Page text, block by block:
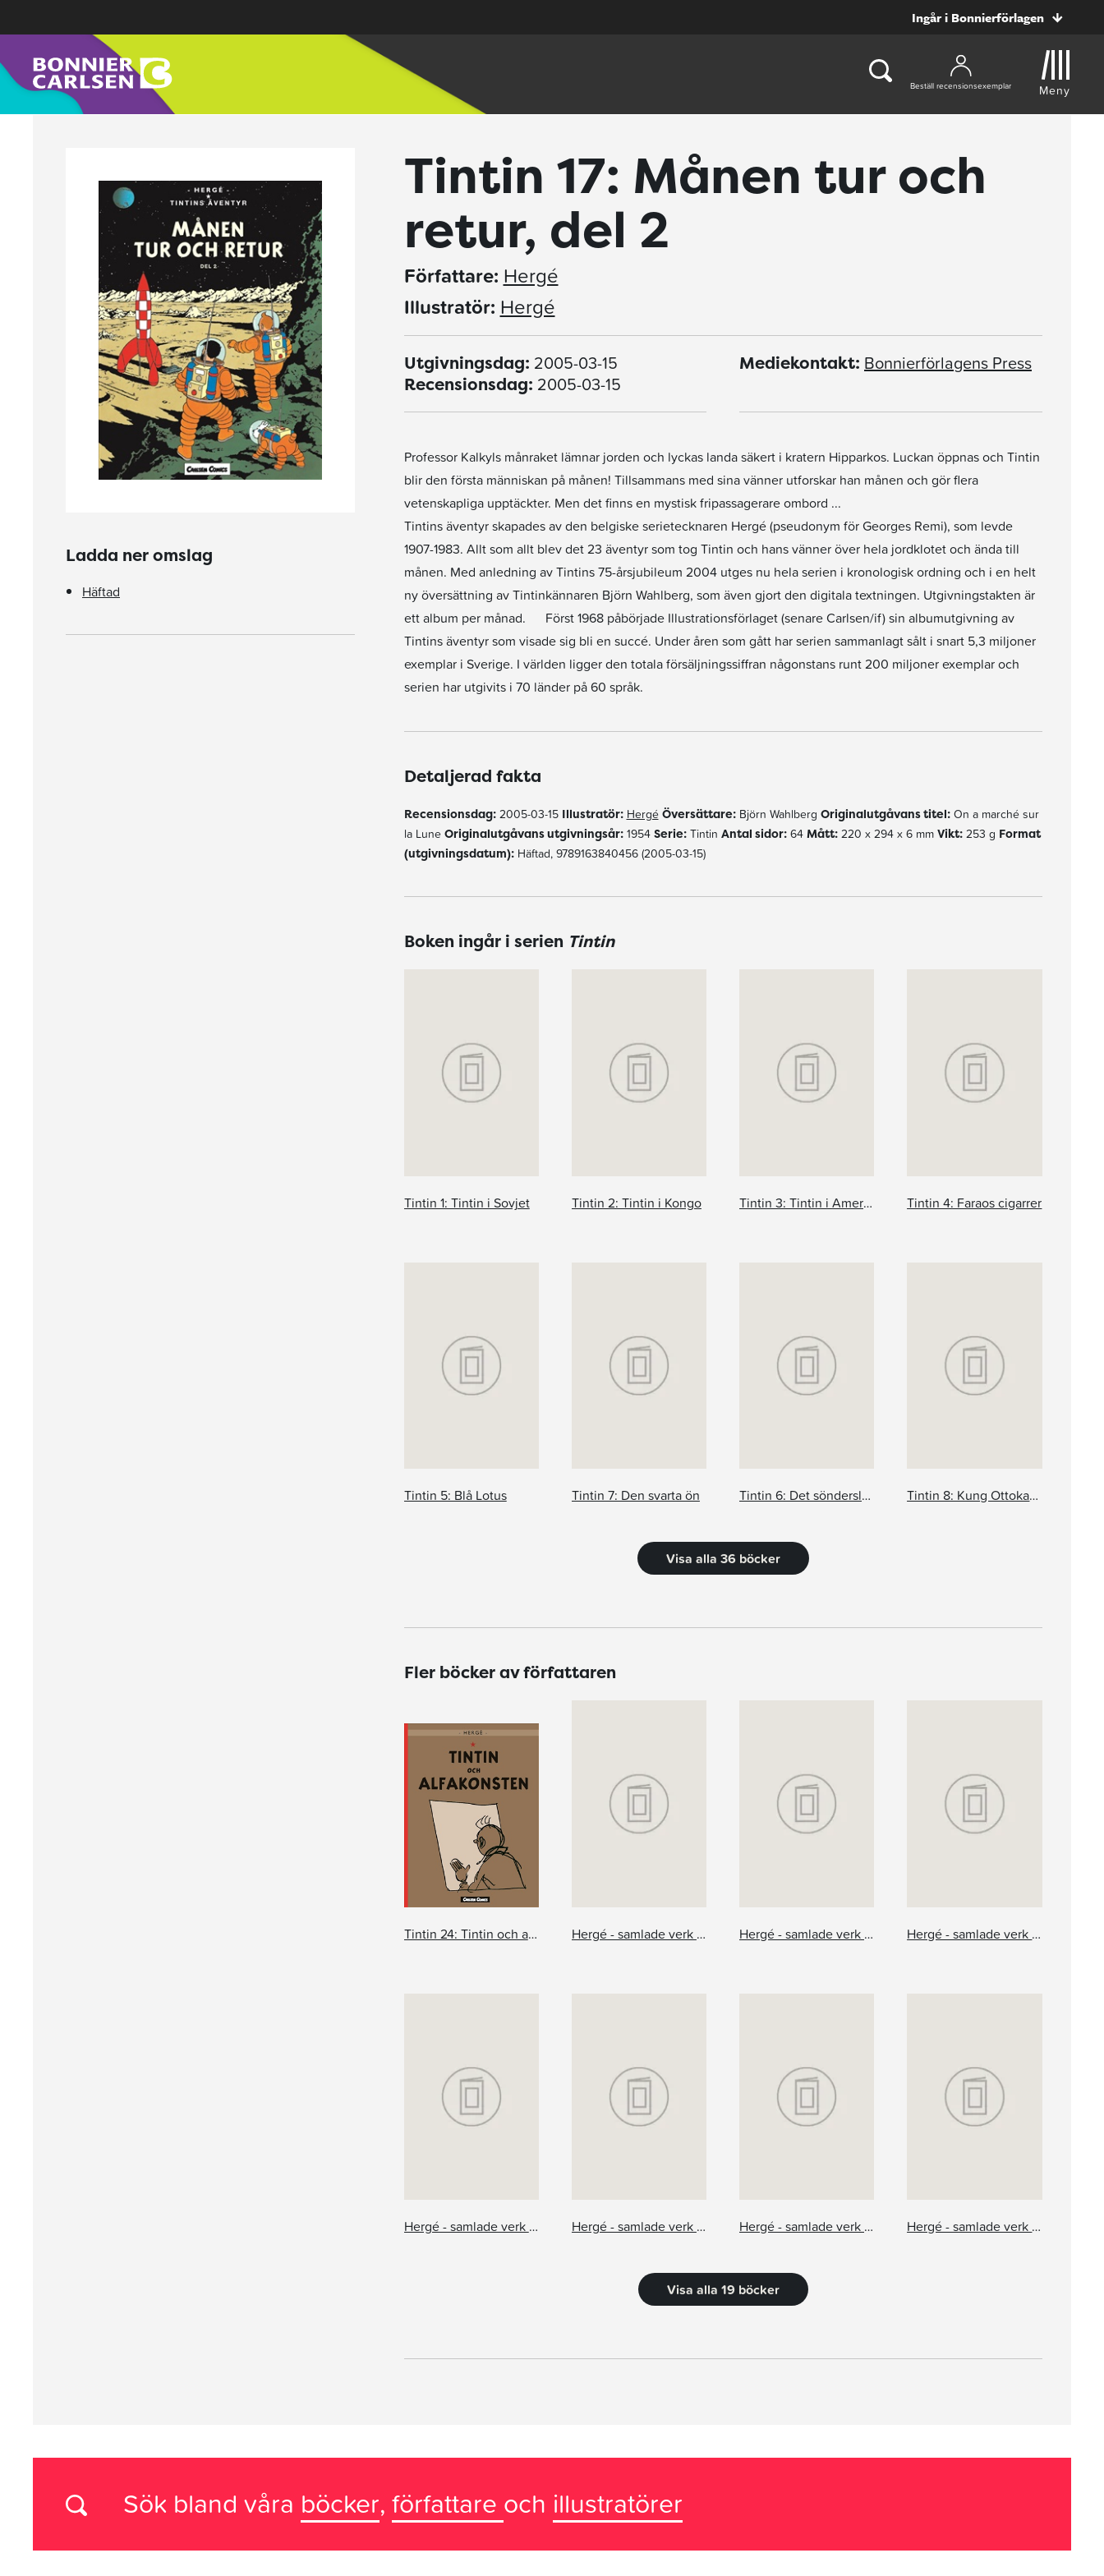
Ingår i Bonnierförlagen
Beställ recensionsexemplar Meny
Ladda ner omslag
Häftad
Tintin 17: Månen tur och
retur, del 2
Författare: Hergé
Illustratör: Hergé
Utgivningsdag: 2005-03-15
Recensionsdag: 2005-03-15
Mediekontakt: Bonnierförlagens Press
Professor Kalkyls månraket lämnar jorden och lyckas landa säkert i kratern Hipparkos. Luckan öppnas och Tintin
blir den första människan på månen! Tillsammans med sina vänner utforskar han månen och gör flera
vetenskapliga upptäckter. Men det finns en mystisk fripassagerare ombord ...
Tintins äventyr skapades av den belgiske serietecknaren Hergé (pseudonym för Georges Remi), som levde
1907-1983. Allt som allt blev det 23 äventyr som tog Tintin och hans vänner över hela jordklotet och ända till
månen. Med anledning av Tintins 75-årsjubileum 2004 utges nu hela serien i kronologisk ordning och i en helt
ny översättning av Tintinkännaren Björn Wahlberg, som även gjort den digitala textningen. Utgivningstakten är
ett album per månad. Först 1968 påbörjade Illustrationsförlaget (senare Carlsen/if) sin albumutgivning av
Tintins äventyr som visade sig bli en succé. Under åren som gått har serien sammanlagt sålt i snart 5,3 miljoner
exemplar i Sverige. I världen ligger den totala försäljningssiffran någonstans runt 200 miljoner exemplar och
serien har utgivits i 70 länder på 60 språk.
Detaljerad fakta
Recensionsdag:2005-03-15 Illustratör: Hergé Översättare:Björn Wahlberg Originalutgåvans titel:On a marché sur
la Lune Originalutgåvans utgivningsår:1954 Serie:Tintin Antal sidor:64 Mått:220 x 294 x 6 mm Vikt:253 g Format
(utgivningsdatum):Häftad, 9789163840456 (2005-03-15)
Boken ingår i serien Tintin
Tintin 1: Tintin i Sovjet Tintin 2: Tintin i Kongo Tintin 3: Tintin i Amerika Tintin 4: Faraos cigarrer
Tintin 5: Blå Lotus Tintin 7: Den svarta ön Tintin 6: Det sönderslagna örat Tintin 8: Kung Ottokars spira
Visa alla 36 böcker
Fler böcker av författaren
Tintin 24: Tintin och alfakonsten Hergé - samlade verk 19: Tintin i andra media Hergé - samlade verk 17: Tintin och alfabetskonsten Hergé - samlade verk 18
Hergé - samlade verk 16: Plan 714 till Sydney, TinTin hos Gerillan Hergé - samlade verk 12: Månen tur och retur del 1 och 2 Hergé - samlade verk 11: Det svarta guldet Hergé - samlade verk 13: Det hemliga vapnet: Kobrornas dal
Visa alla 19 böcker
Sök bland våra böcker,författare och illustratörer